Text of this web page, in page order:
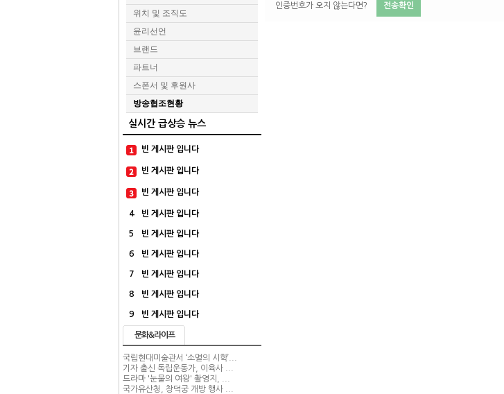
위치 및 조직도
윤리선언
브랜드
파트너
스폰서 및 후원사
방송협조현황
실시간 급상승 뉴스
빈 게시판 입니다
빈 게시판 입니다
빈 게시판 입니다
4 빈 게시판 입니다
5 빈 게시판 입니다
6 빈 게시판 입니다
7 빈 게시판 입니다
8 빈 게시판 입니다
9 빈 게시판 입니다
문화&라이프
국립현대미술관서 ‘소멸의 시학’...
기자 출신 독립운동가, 이육사 ...
드라마 '눈물의 여왕' 촬영지, ...
국가유산청, 창덕궁 개방 행사 ...
인증번호가 오지 않는다면? 전송확인